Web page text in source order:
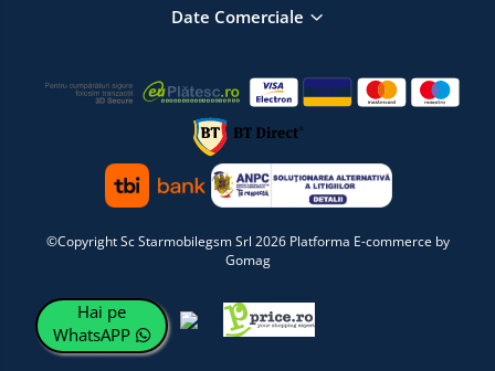
Date Comerciale
©Copyright Sc Starmobilegsm Srl 2026 Platforma E-commerce by
Gomag
Hai pe
WhatsAPP